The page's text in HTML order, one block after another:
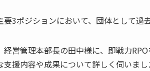
要3ポジションにおいて、団体として過
経営管理本部長の田中様に、即戦力
支援内容や成果について詳しく伺いまし